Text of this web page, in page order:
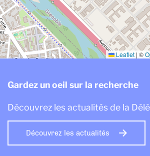
Leaflet | ©
Gardez un oeil sur la recherche
Découvrez les actualités de la
Découvrez les actualités